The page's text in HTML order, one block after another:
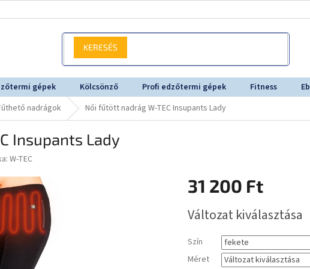
KERESÉS
gépek Kölcsönző Profi edzőtermi gépek Fitness
nadrágok Női fűtött nadrág W-TEC Insupants Lady
Insupants Lady
W-TEC
31 200 Ft
Változat kiválasztása
Szín
Méret